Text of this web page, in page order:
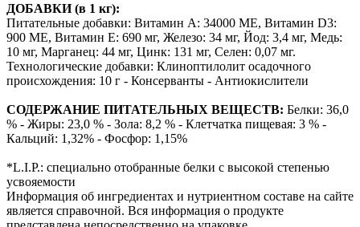
ДОБАВКИ (в 1 кг):
Питательные добавки: Витамин A: 34000 ME, Витамин D3:
900 ME, Витамин Е: 690 мг, Железо: 34 мг, Йод: 3,4 мг, Медь:
10 мг, Марганец: 44 мг, Цинк: 131 мг, Ceлeн: 0,07 мг.
Технологические добавки: Клиноптилолит осадочного
происхождения: 10 г - Консерванты - Антиокислители
СОДЕРЖАНИЕ ПИТАТЕЛЬНЫХ ВЕЩЕСТВ: Белки: 36,0
% - Жиры: 23,0 % - Зола: 8,2 % - Клетчатка пищевая: 3 % -
Кальций: 1,32% - Фосфор: 1,15%
*L.I.P.: специально отобранные белки с высокой степенью
усвояемости
Информация об ингредиентах и нутриентном составе на сайте
является справочной. Вся информация о продукте